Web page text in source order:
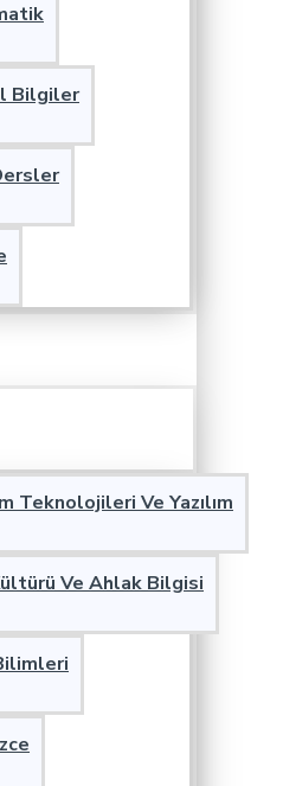
Bilgiler
Teknolojileri Ve Yazılım
Ve Ahlak Bilgisi